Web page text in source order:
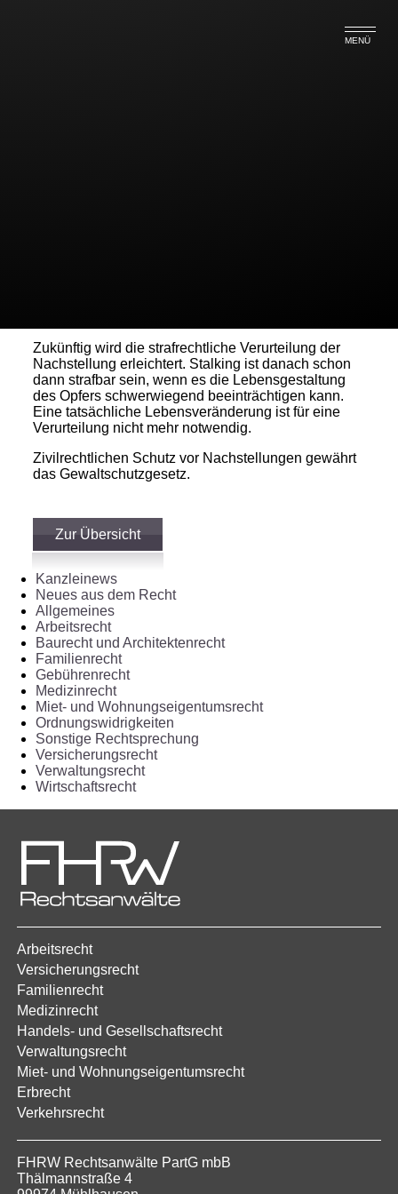
MENÜ
Zukünftig wird die strafrechtliche Verurteilung der
Nachstellung erleichtert. Stalking ist danach schon
dann strafbar sein, wenn es die Lebensgestaltung
des Opfers schwerwiegend beeinträchtigen kann.
Eine tatsächliche Lebensveränderung ist für eine
Verurteilung nicht mehr notwendig.
Zivilrechtlichen Schutz vor Nachstellungen gewährt
das Gewaltschutzgesetz.
Zur Übersicht
Kanzleinews
Neues aus dem Recht
Allgemeines
Arbeitsrecht
Baurecht und Architektenrecht
Familienrecht
Gebührenrecht
Medizinrecht
Miet- und Wohnungseigentumsrecht
Ordnungswidrigkeiten
Sonstige Rechtsprechung
Versicherungsrecht
Verwaltungsrecht
Wirtschaftsrecht
Arbeitsrecht
Versicherungsrecht
Familienrecht
Medizinrecht
Handels- und Gesellschaftsrecht
Verwaltungsrecht
Miet- und Wohnungseigentumsrecht
Erbrecht
Verkehrsrecht
FHRW Rechtsanwälte PartG mbB
Thälmannstraße 4